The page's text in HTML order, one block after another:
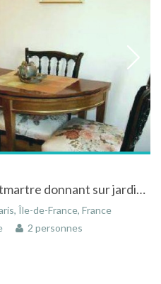
Appartement à Paris-Montmartre donnant sur jardin et atelier
Île-de-France, France
2 personnes